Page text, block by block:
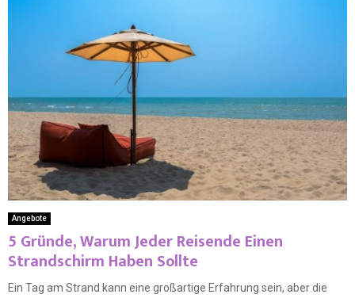
Angebote
5 Gründe, Warum Jeder Reisende Einen
Strandschirm Haben Sollte
Ein Tag am Strand kann eine großartige Erfahrung sein, aber die